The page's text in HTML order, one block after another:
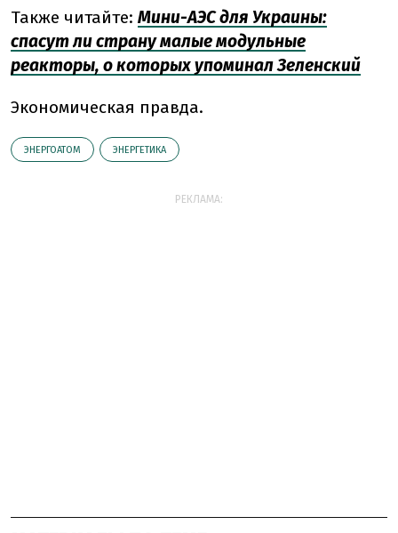
Также читайте: Мини-АЭС для Украины:
спасут ли страну малые модульные
реакторы, о которых упоминал Зеленский
Экономическая правда.
ЭНЕРГОАТОМ ЭНЕРГЕТИКА
РЕКЛАМА: